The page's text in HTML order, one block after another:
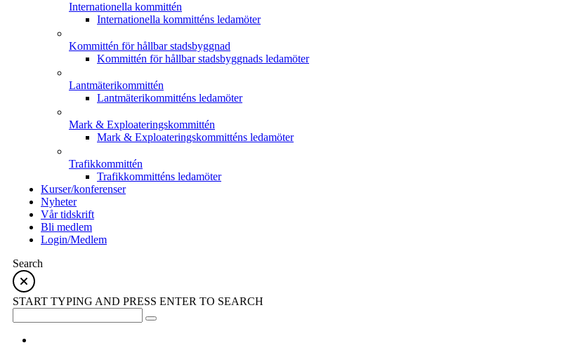
Internationella kommittén
Internationella kommitténs ledamöter
Kommittén för hållbar stadsbyggnad
Kommittén för hållbar stadsbyggnads ledamöter
Lantmäterikommittén
Lantmäterikommitténs ledamöter
Mark & Exploateringskommittén
Mark & Exploateringskommitténs ledamöter
Trafikkommittén
Trafikkommitténs ledamöter
Kurser/konferenser
Nyheter
Vår tidskrift
Bli medlem
Login/Medlem
Search
START TYPING AND PRESS ENTER TO SEARCH